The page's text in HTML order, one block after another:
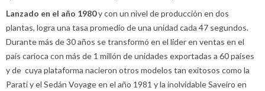
Lanzado en el año 1980y con un nivel de producción en dos
plantas, logra una tasa promedio de una unidad cada 47 segundos.
Durante más de 30 años se transformó en el lider en ventas en el
país carioca con más de 1 millón de unidades exportadas a 60 países
y de cuya plataforma nacieron otros modelos tan exitosos como la
Parati y el Sedán Voyage en el año 1981 y la inolvidable Saveiro en